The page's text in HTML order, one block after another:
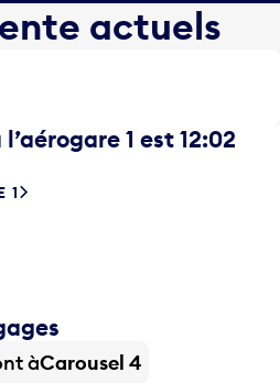
actuels
1 est 12:02
1
àCarousel 4